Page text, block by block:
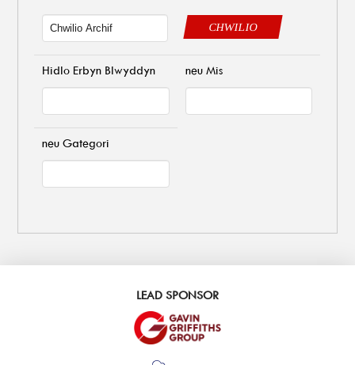
CHWILIO
Hidlo Erbyn Blwyddyn neu Mis
neu Gategori
LEAD SPONSOR